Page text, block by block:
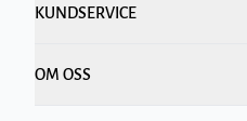
KUNDSERVICE
OM OSS